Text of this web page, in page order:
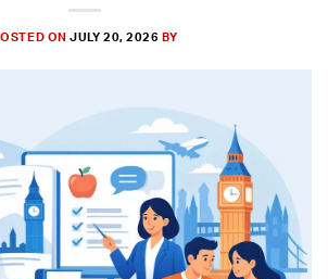
ONJULY 20, 2026 BY